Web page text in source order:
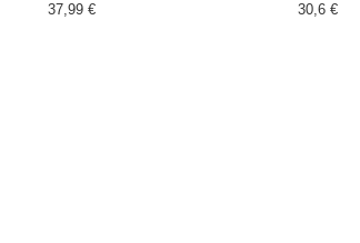
37,99 € 30,6 €